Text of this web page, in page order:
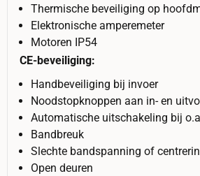
Thermische beveiliging op
Elektronische amperemeter
Motoren IP54
CE-beveiliging:
Handbeveiliging bij invoer
Noodstopknoppen aan in- en
Automatische uitschakeling bij
Bandbreuk
Slechte bandspanning of
Open deuren